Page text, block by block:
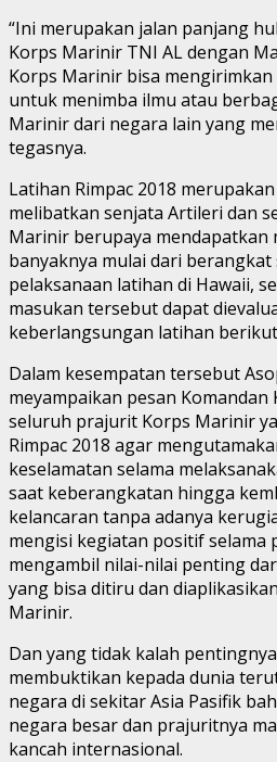
“Ini merupakan jalan panjang
Korps Marinir TNI AL dengan
Korps Marinir bisa
untuk menimba ilmu atau
Marinir dari negara lain yang
tegasnya.
Latihan Rimpac 2018
melibatkan senjata Artileri dan
Marinir berupaya mendapatkan
banyaknya mulai dari berangkat
pelaksanaan latihan di Hawaii,
masukan tersebut dapat
keberlangsungan latihan
Dalam kesempatan tersebut
meyampaikan pesan
seluruh prajurit Korps Marinir
Rimpac 2018 agar
keselamatan selama
saat keberangkatan hingga
kelancaran tanpa adanya
mengisi kegiatan positif selama
mengambil nilai-nilai penting
yang bisa ditiru dan
Marinir.
Dan yang tidak kalah
membuktikan kepada dunia
negara di sekitar Asia Pasifik
negara besar dan prajuritnya
kancah internasional.